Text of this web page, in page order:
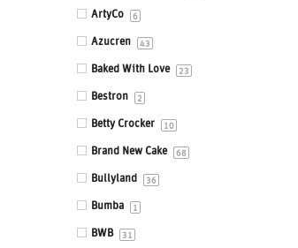
Gereedschappen & Materialen
Icing
Impressie en Embossing matten & stempels
Ingrediënten
Isomalt
Kleurstoffen
Siliconen mallen
Smaakstoffen
Standaards
ArtyCo 6
Azucren 43
Baked With Love 23
Bestron 2
Betty Crocker 10
Brand New Cake 68
Bullyland 36
Bumba 1
BWB 31